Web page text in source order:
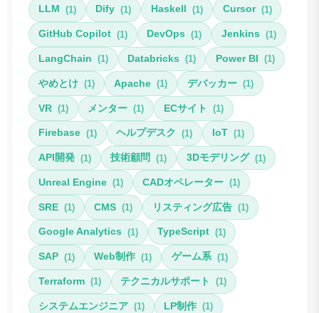
LLM (1) Dify (1) Haskell (1) Cursor (1)
GitHub Copilot (1) DevOps (1) Jenkins (1)
LangChain (1) Databricks (1) Power BI (1)
やめとけ (1) Apache (1) デバッカー (1)
VR (1) メンター (1) ECサイト (1)
Firebase (1) ヘルプデスク (1) IoT (1)
API開発 (1) 技術顧問 (1) 3Dモデリング (1)
Unreal Engine (1) CADオペレーター (1)
SRE (1) CMS (1) リスティング広告 (1)
Google Analytics (1) TypeScript (1)
SAP (1) Web制作 (1) ゲーム系 (1)
Terraform (1) テクニカルサポート (1)
システムエンジニア (1) LP制作 (1)